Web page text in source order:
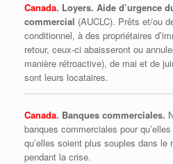
Canada. Loyers. Aide d’urgence
commercial (AUCLC). Prêts et/ou
conditionnel, à des propriétaires
retour, ceux-ci abaisseront ou
manière rétroactive), de mai et de
sont leurs locataires.
Canada. Banques commerciales.
banques commerciales pour
qu’elles soient plus souples dans le
pendant la crise.